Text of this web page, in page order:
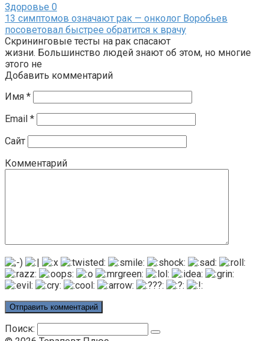
Здоровье 0
13 симптомов означают рак — онколог Воробьев
посоветовал быстрее обратится к врачу
Скрининговые тесты на рак спасают
жизни. Большинство людей знают об этом, но многие
этого не
Добавить комментарий
Имя *
Email *
Сайт
Комментарий
Поиск: